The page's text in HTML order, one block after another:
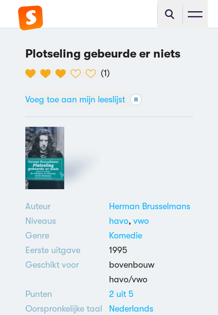
Plotseling gebeurde er niets
(1)
Voeg toe aan mijn leeslijst
Auteur
Herman Brusselmans
Niveaus
havo, vwo
Genre
Komedie
Eerste uitgave
1995
Geschikt voor
bovenbouw
havo/vwo
Punten
2 uit 5
Oorspronkelijke taal
Nederlands